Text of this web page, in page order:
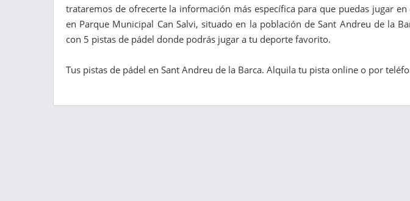
trataremos de ofrecerte la información más específica para que puedas jugar en
en Parque Municipal Can Salvi, situado en la población de Sant Andreu de la
con 5 pistas de pádel donde podrás jugar a tu deporte favorito.
Tus pistas de pádel en Sant Andreu de la Barca. Alquila tu pista online o por